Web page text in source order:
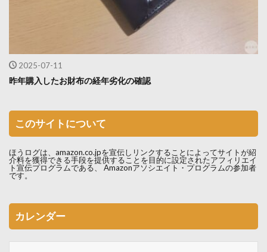
2025-07-11
昨年購入したお財布の経年劣化の確認
このサイトについて
ほうログは、amazon.co.jpを宣伝しリンクすることによってサイトが紹
介料を獲得できる手段を提供することを目的に設定されたアフィリエイ
ト宣伝プログラムである、 Amazonアソシエイト・プログラムの参加者
です。
カレンダー